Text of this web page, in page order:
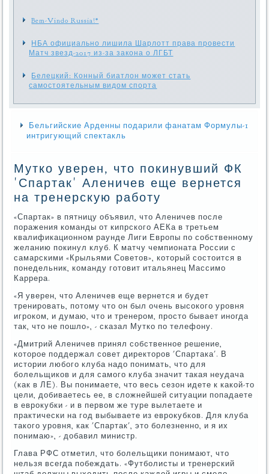
Bem-Vindo Russia!*
НБА официально лишила Шарлотт права провести
Матч звезд-2017 из-за закона о ЛГБТ
Белецкий: Конный биатлон может стать
самостоятельным видом спорта
Бельгийские Арденны подарили фанатам Формулы-1
интригующий спектакль
Мутко уверен, что покинувший ФК
'Спартак' Аленичев еще вернется
на тренерскую работу
«Спартак» в пятницу объявил, что Аленичев после
поражения команды от кипрского АЕКа в третьем
квалификационном раунде Лиги Европы по собственному
желанию покинул клуб. К матчу чемпионата России с
самарскими «Крыльями Советов», который состоится в
понедельник, команду готовит итальянец Массимо
Каррера.
«Я уверен, что Аленичев еще вернется и будет
тренировать, потому что он был очень высокого уровня
игроком, и думаю, что и тренером, просто бывает иногда
так, что не пошло», - сказал Мутко по телефону.
«Дмитрий Аленичев принял собственное решение,
которое поддержал совет директоров 'Спартака'. В
истории любого клуба надо понимать, что для
болельщиков и для самого клуба значит такая неудача
(как в ЛЕ). Вы понимаете, что весь сезон идете к какой-то
цели, добиваетесь ее, в сложнейшей ситуации попадаете
в еврокубки - и в первом же туре вылетаете и
практически на год выбываете из еврокубков. Для клуба
такого уровня, как 'Спартак', это болезненно, и я их
понимаю», - добавил министр.
Глава РФС отметил, что болельщики понимают, что
нельзя всегда побеждать. «Футболисты и тренерский